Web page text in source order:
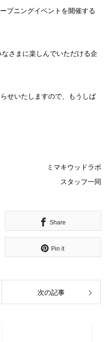
プニングイベントを開催する
さまに楽しんでいただける企
せいたしますので、もうしば
ミマキウッドラボ
スタッフ一同
Share
Pin it
次の記事